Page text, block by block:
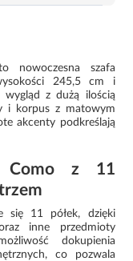
nowoczesna szafa
245,5 cm i
wygląd z dużą ilością
i korpus z matowym
akcenty podkreślają
Como z 11
się 11 półek, dzięki
inne przedmioty
dokupienia
co pozwala